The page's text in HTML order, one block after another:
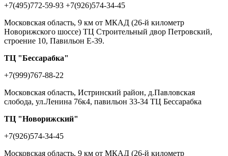
+7(495)772-59-93 +7(926)574-34-45
Московская область, 9 км от МКАД (26-й километр
Новорижского шоссе) ТЦ Строительный двор Петровский,
строение 10, Павильон Е-39.
ТЦ "Бессарабка"
+7(999)767-88-22
Московская область, Истринский район, д.Павловская
слобода, ул.Ленина 76к4, павильон 33-34 ТЦ Бессарабка
ТЦ "Новорижский"
+7(926)574-34-45
Московская область, 9 км от МКАД (26-й километр